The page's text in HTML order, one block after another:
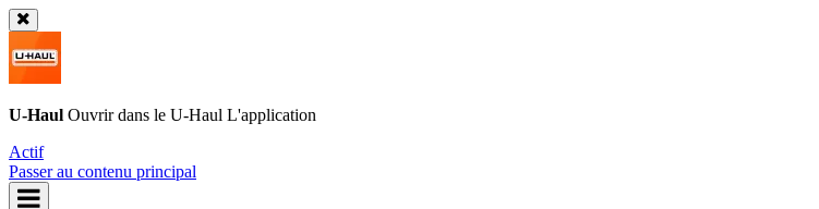
U-Haul Ouvrir dans le U-Haul L'application
Actif
Passer au contenu principal